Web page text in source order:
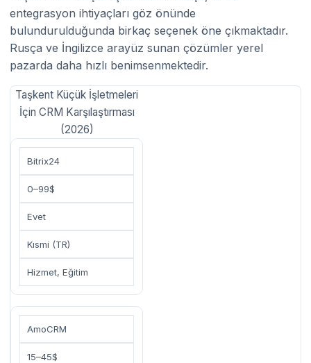
entegrasyon ihtiyaçları göz önünde
bulundurulduğunda birkaç seçenek öne çıkmaktadır.
Rusça ve İngilizce arayüz sunan çözümler yerel
pazarda daha hızlı benimsenmektedir.
Taşkent Küçük İşletmeleri
İçin CRM Karşılaştırması
(2026)
Bitrix24
0–99$
Evet
Kısmi (TR)
Hizmet, Eğitim
AmoCRM
15–45$